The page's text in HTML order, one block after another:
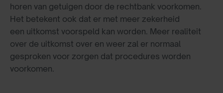
horen van getuigen door de rechtbank voorkomen.
Het betekent ook dat er met meer zekerheid
een uitkomst voorspeld kan worden. Meer realiteit
over de uitkomst over en weer zal er normaal
gesproken voor zorgen dat procedures worden
voorkomen.